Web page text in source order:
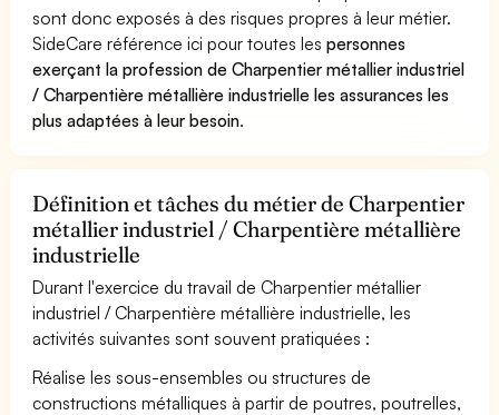
sont donc exposés à des risques propres à leur métier.
SideCare référence ici pour toutes lespersonnes
exerçant la profession de Charpentier métallier industriel
/ Charpentière métallière industrielle les assurances les
plus adaptées à leur besoin.
Définition et tâches du métier de Charpentier
métallier industriel / Charpentière métallière
industrielle
Durant l'exercice du travail de Charpentier métallier
industriel / Charpentière métallière industrielle, les
activités suivantes sont souvent pratiquées :
Réalise les sous-ensembles ou structures de
constructions métalliques à partir de poutres, poutrelles,